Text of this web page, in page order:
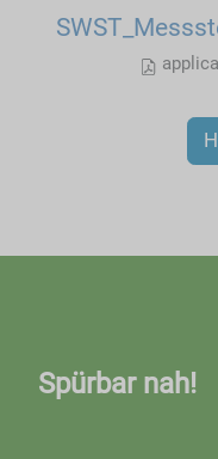
Spürbar nah!